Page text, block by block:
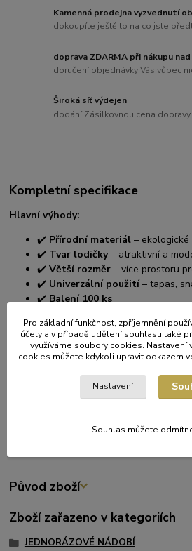
Kamenná prodejna vyzvednutí
dokoupíte ještě to na co jste
doprava ZDARMA při nákupu nad
doručení objednávky Vás vůbec
Široká síť výdejen
dodání Zásilkovnou cena dopravy
Kompletní specifikace
Hlavní výhody:
✔️ Přírodní materiál –
✔️ Tvar lodičky– atraktivní a
✔️Větší rozměr – více prostoru
✔️ Univerzální použití – tapas,
✔️ Balení 100 ks
Specifikace:
Rozměr: 13 × 8 cm
Tvar: lodička
Materiál: dřevo
Balení: 100 kusů
kladen důraz na přírodní a stylovou
Původ zboží
Zboží zařazeno v kategoriích
JEDNORÁZOVÉ NÁDOBÍ
Pro základní funkčnost, zpříjemnění
účely a v případě udělení souhlasu také
využíváme soubory cookies. Nastavení
cookies můžete kdykoli upravit odkazem
Nastavení
Souhlas můžete